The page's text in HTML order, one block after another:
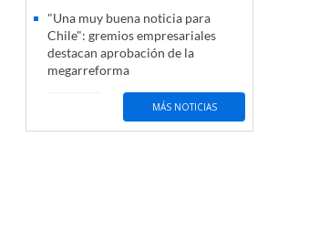
"Una muy buena noticia para
Chile": gremios empresariales
destacan aprobación de la
megarreforma
MÁS NOTICIAS